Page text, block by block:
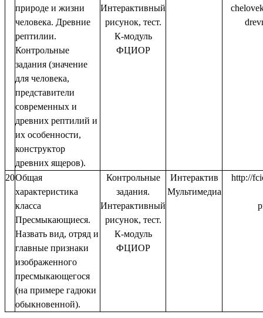
природе и жизни
человека. Древние
рептилии.
Контрольные
задания (значение
для человека,
представители
современных и
древних рептилий и
их особенности,
конструктор
древних ящеров).
Интерактивный
рисунок, тест.
К-модуль
ФЦИОР
20Общая
характеристика
класса
Пресмыкающиеся.
Назвать вид, отряд и
главные признаки
изображенного
пресмыкающегося
(на примере гадюки
обыкновенной).
Контрольные
задания.
Интерактивный
рисунок, тест.
К-модуль
ФЦИОР
Интерактив
Мультимедиа
http://